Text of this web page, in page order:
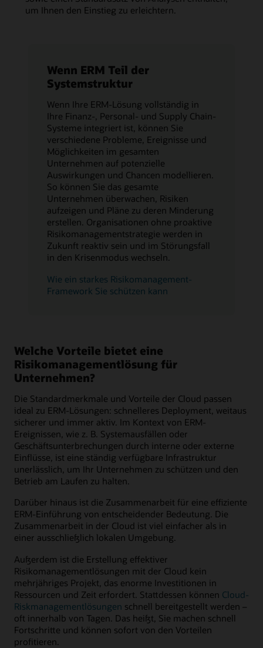
um Ihnen den Einstieg zu erleichtern.
Wenn ERM Teil der
Systemstruktur
Wenn Ihre ERM-Lösung vollständig in
Ihre Finanz-, Personal- und Supply Chain-
Systeme integriert ist, können Sie
verschiedene Probleme, Ereignisse und
Möglichkeiten im gesamten
Unternehmen auf potenzielle
Auswirkungen und Chancen modellieren.
So können Sie das gesamte
Unternehmen überwachen, Risiken
aufzeigen und Pläne zu deren Minderung
erstellen. Organisationen ohne proaktive
Risikomanagementstrategie werden in
Zukunft reaktiv sein und im Störungsfall
in den Krisenmodus wechseln.
Wie ein starkes Risikomanagement-
Framework Sie schützen kann
Welche Vorteile bietet eine
Risikomanagementlösung für
Unternehmen?
Die Standardmerkmale und Vorteile der Cloud passen
ideal zu ERM-Lösungen: schnelleres Deployment, weitaus
sicherer und immer aktiv. Im Kontext von ERM-
Ereignissen, wie z. B. Systemausfällen oder
Geschäftsunterbrechungen durch interne oder externe
Einflüsse, ist eine ständig verfügbare Infrastruktur
unerlässlich, um Ihr Unternehmen zu schützen und den
Betrieb am Laufen zu halten.
Darüber hinaus ist die Zusammenarbeit für eine effiziente
ERM-Einführung von entscheidender Bedeutung. Die
Zusammenarbeit in der Cloud ist viel einfacher als in
einer ausschließlich lokalen Umgebung.
Außerdem ist die Erstellung effektiver
Risikomanagementlösungen mit der Cloud kein
mehrjähriges Projekt, das enorme Investitionen in
Ressourcen und Zeit erfordert. Stattdessen können Cloud-
Riskmanagementlösungen schnell bereitgestellt werden –
oft innerhalb von Tagen. Das heißt, Sie machen schnell
Fortschritte und können sofort von den Vorteilen
profitieren.